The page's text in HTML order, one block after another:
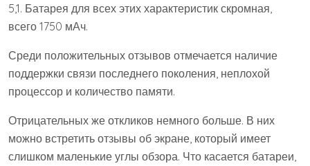
5,1. Батарея для всех этих характеристик скромная,
всего 1750 мАч.
Среди положительных отзывов отмечается наличие
поддержки связи последнего поколения, неплохой
процессор и количество памяти.
Отрицательных же откликов немного больше. В них
можно встретить отзывы об экране, который имеет
слишком маленькие углы обзора. Что касается батареи,